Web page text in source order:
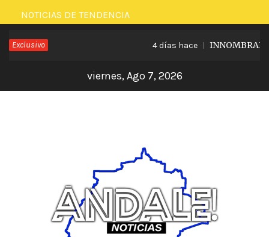
Saltar
al
contenido
NOTICIAS DE TENDENCIA
Exclusivo 4 días hace INNOMBRABLE
viernes, Ago 7, 2026